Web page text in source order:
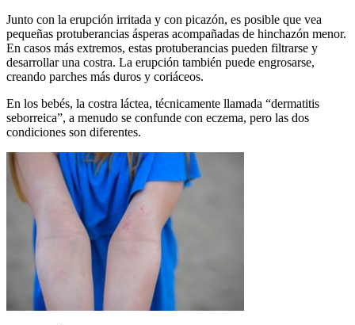
Junto con la erupción irritada y con picazón, es posible que vea
pequeñas protuberancias ásperas acompañadas de hinchazón menor.
En casos más extremos, estas protuberancias pueden filtrarse y
desarrollar una costra. La erupción también puede engrosarse,
creando parches más duros y coriáceos.
En los bebés, la costra láctea, técnicamente llamada “dermatitis
seborreica”, a menudo se confunde con eczema, pero las dos
condiciones son diferentes.